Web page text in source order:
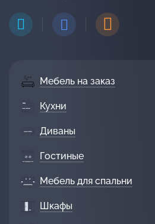
Мебель на заказ
Кухни
Диваны
Гостиные
Мебель для спальни
Шкафы